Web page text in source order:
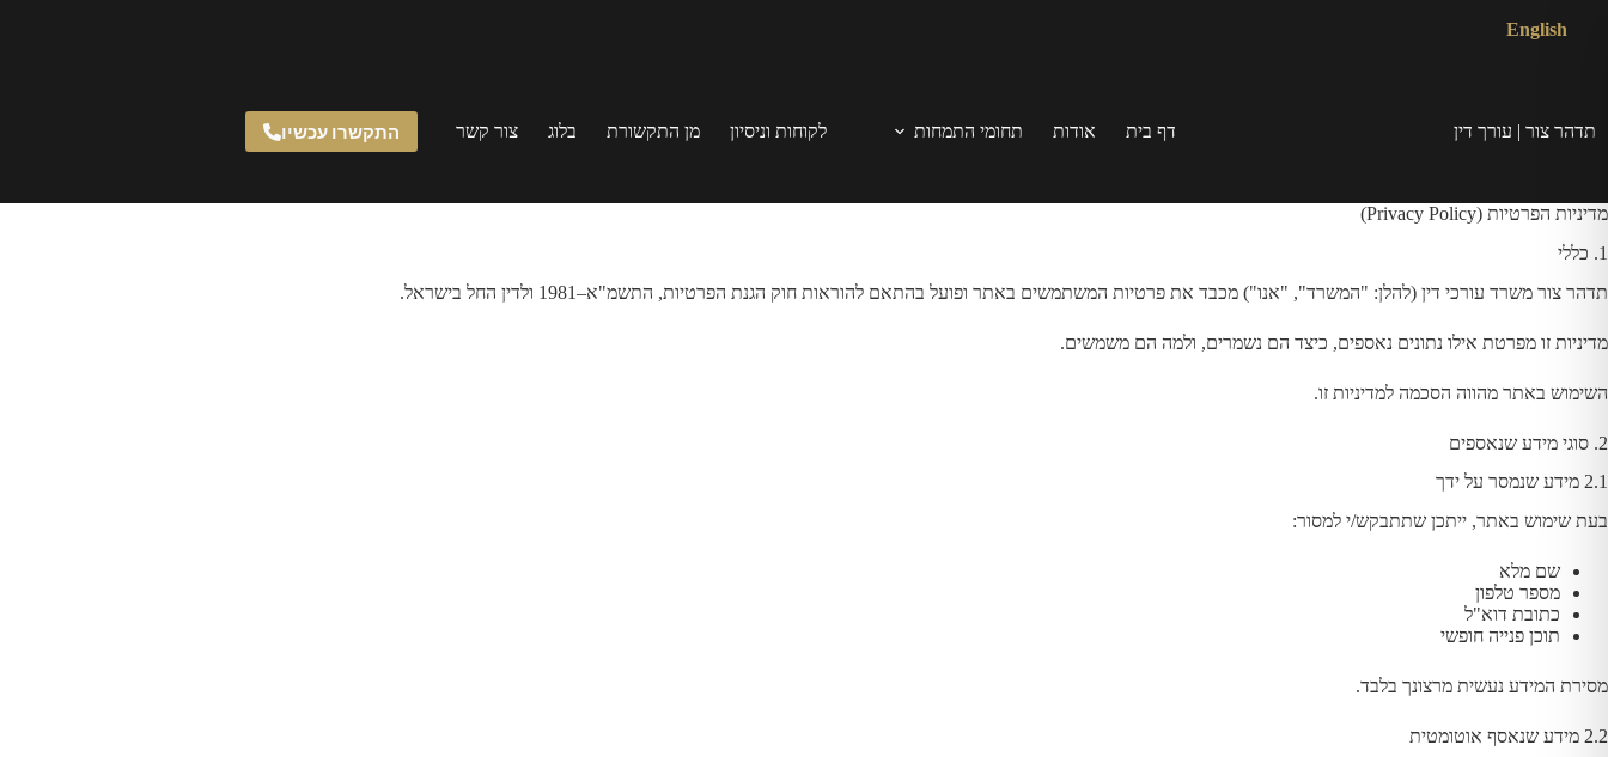
English
תדהר צור | עורך דין דף בית אודות תחומי התמחות לקוחות וניסיון מן התקשורת בלוג צור קשר התקשרו עכשיו
מדיניות הפרטיות (Privacy Policy)
1. כללי
תדהר צור משרד עורכי דין (להלן: "המשרד", "אנו") מכבד את פרטיות המשתמשים באתר ופועל בהתאם להוראות חוק הגנת הפרטיות, התשמ"א–1981 ולדין החל בישראל.
מדיניות זו מפרטת אילו נתונים נאספים, כיצד הם נשמרים, ולמה הם משמשים.
השימוש באתר מהווה הסכמה למדיניות זו.
2. סוגי מידע שנאספים
2.1 מידע שנמסר על ידך
בעת שימוש באתר, ייתכן שתתבקש/י למסור:
שם מלא
מספר טלפון
כתובת דוא"ל
תוכן פנייה חופשי
מסירת המידע נעשית מרצונך בלבד.
2.2 מידע שנאסף אוטומטית